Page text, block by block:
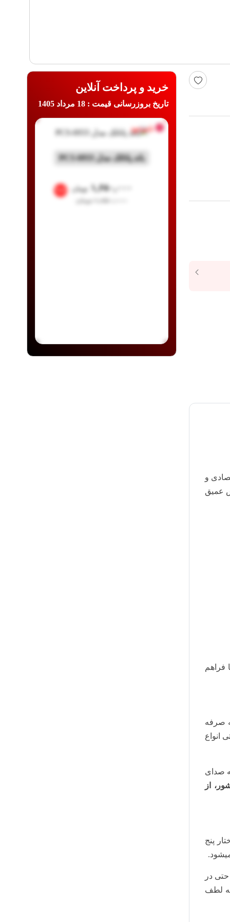
و
پرقدرت با بیس عمیق
فراهم
صرفه
انواع
صدای
از
پنج
در
لطف
خرید و پرداخت آنلاین
تاریخ بروزرسانی قیمت : 18 مرداد 1405
ناموجود
باند پاناتک مدل PCS-6933
۱,۶۸۰,۰۰۰
تومان
تومان
%9